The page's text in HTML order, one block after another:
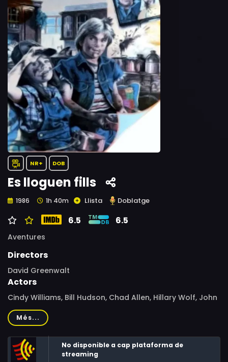
NR+ DOB
Es lloguen fills
1986 1h 40m Llista Doblatge
6.5 6.5
Aventures
Directors
David Greenwalt
Actors
Cindy Williams, Bill Hudson, Chad Allen, Hillary Wolf, John
Dehner, Joel Brooks, Miriam Flynn, Billie Bird
Més...
No disponible a cap plataforma de
streaming